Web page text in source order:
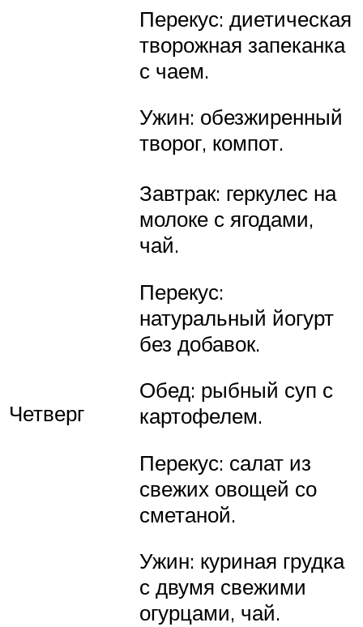
Перекус: диетическая
творожная запеканка
с чаем.
Ужин: обезжиренный
творог, компот.
Четверг
Завтрак: геркулес на
молоке с ягодами,
чай.
Перекус:
натуральный йогурт
без добавок.
Обед: рыбный суп с
картофелем.
Перекус: салат из
свежих овощей со
сметаной.
Ужин: куриная грудка
с двумя свежими
огурцами, чай.